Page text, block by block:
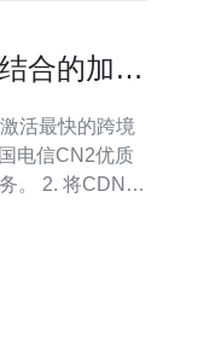
合的加速
活最快的跨境
。 2. 将CDN与
量化的实施要